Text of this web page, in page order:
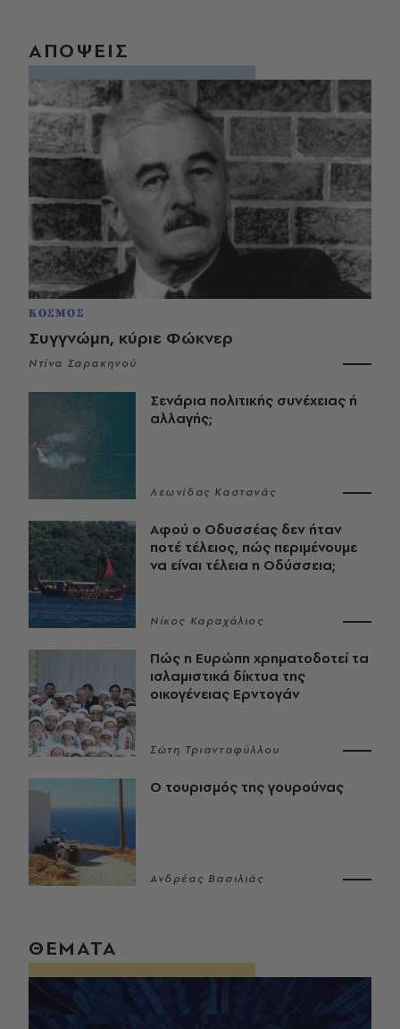
ΑΠΟΨΕΙΣ
ΚΟΣΜΟΣ
Συγγνώμη, κύριε Φώκνερ
Ντίνα Σαρακηνού
Σενάρια πολιτικής συνέχειας ή
αλλαγής;
Λεωνίδας Καστανάς
Αφού ο Οδυσσέας δεν ήταν
ποτέ τέλειος, πώς περιμένουμε
να είναι τέλεια η Οδύσσεια;
Νίκος Καραχάλιος
Πώς η Ευρώπη χρηματοδοτεί τα
ισλαμιστικά δίκτυα της
οικογένειας Ερντογάν
Σώτη Τριανταφύλλου
Ο τουρισμός της γουρούνας
Ανδρέας Βασιλιάς
ΘΕΜΑΤΑ